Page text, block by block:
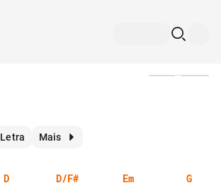
Letra Mais
D D/F# Em G